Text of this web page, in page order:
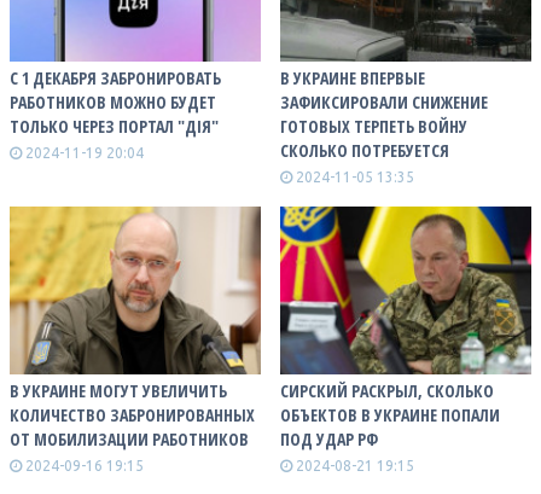
С 1 ДЕКАБРЯ ЗАБРОНИРОВАТЬ
РАБОТНИКОВ МОЖНО БУДЕТ
ТОЛЬКО ЧЕРЕЗ ПОРТАЛ "ДІЯ"
2024-11-19 20:04
В УКРАИНЕ ВПЕРВЫЕ
ЗАФИКСИРОВАЛИ СНИЖЕНИЕ
ГОТОВЫХ ТЕРПЕТЬ ВОЙНУ
СКОЛЬКО ПОТРЕБУЕТСЯ
2024-11-05 13:35
В УКРАИНЕ МОГУТ УВЕЛИЧИТЬ
КОЛИЧЕСТВО ЗАБРОНИРОВАННЫХ
ОТ МОБИЛИЗАЦИИ РАБОТНИКОВ
2024-09-16 19:15
СИРСКИЙ РАСКРЫЛ, СКОЛЬКО
ОБЪЕКТОВ В УКРАИНЕ ПОПАЛИ
ПОД УДАР РФ
2024-08-21 19:15